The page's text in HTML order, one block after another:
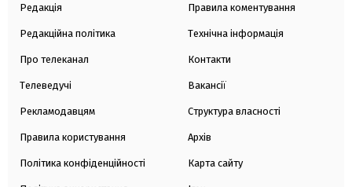
Редакція
Редакційна політика
Про телеканал
Телеведучі
Рекламодавцям
Правила користування
Політика конфіденційності
Правила коментування
Технічна інформація
Контакти
Вакансії
Структура власності
Архів
Карта сайту